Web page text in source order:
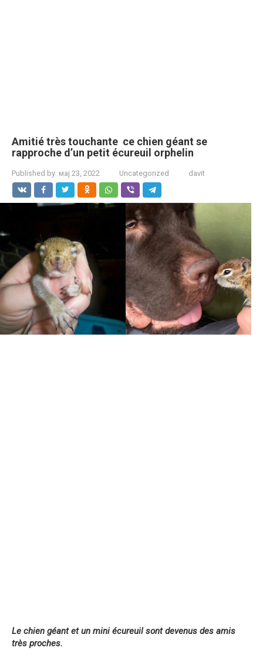
Amitié très touchante ce chien géant se
rapproche d’un petit écureuil orphelin
Published by: мај 23, 2022 Uncategorized davit
Le chien géant et un mini écureuil sont devenus des amis
très proches.